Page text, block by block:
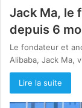
Jack Ma, le
depuis 6
Le fondateur et
Alibaba, Jack Ma,
Lire la suite